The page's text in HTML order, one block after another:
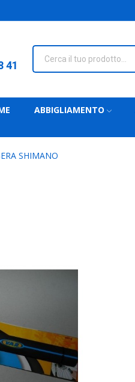
41
ABBIGLIAMENTO
SHIMANO